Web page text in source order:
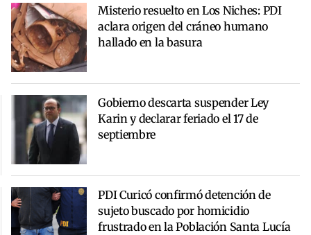
Misterio resuelto en Los Niches: PDI
aclara origen del cráneo humano
hallado en la basura
Gobierno descarta suspender Ley
Karin y declarar feriado el 17 de
septiembre
PDI Curicó confirmó detención de
sujeto buscado por homicidio
frustrado en la Población Santa Lucía